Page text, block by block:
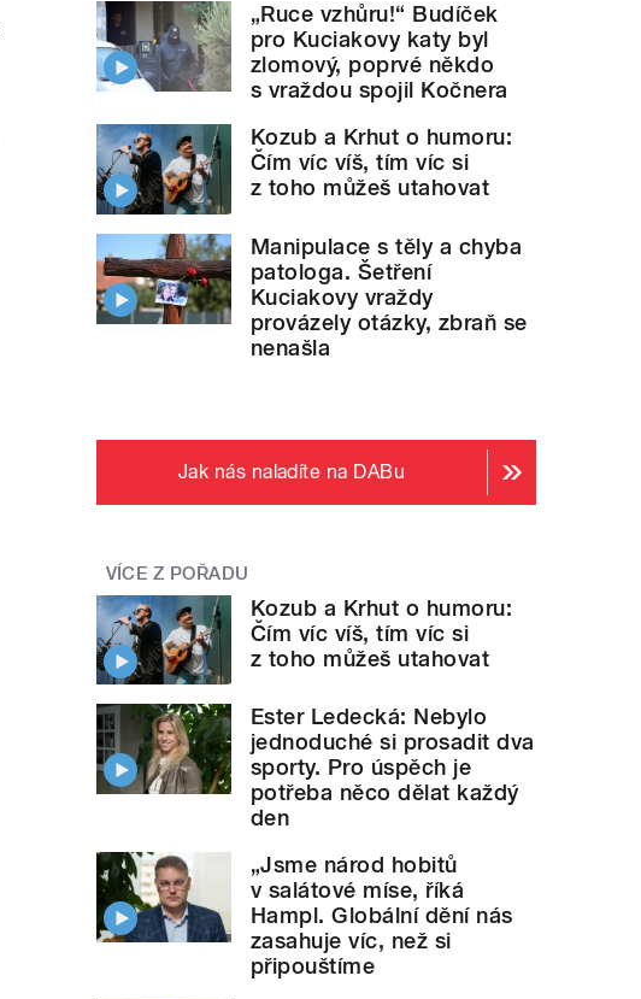
„Ruce vzhůru!“ Budíček
pro Kuciakovy katy byl
zlomový, poprvé někdo
s vraždou spojil Kočnera
Kozub a Krhut o humoru:
Čím víc víš, tím víc si
z toho můžeš utahovat
Manipulace s těly a chyba
patologa. Šetření
Kuciakovy vraždy
provázely otázky, zbraň se
nenašla
Jak nás naladíte na DABu
VÍCE Z POŘADU
Kozub a Krhut o humoru:
Čím víc víš, tím víc si
z toho můžeš utahovat
Ester Ledecká: Nebylo
jednoduché si prosadit dva
sporty. Pro úspěch je
potřeba něco dělat každý
den
„Jsme národ hobitů
v salátové míse, říká
Hampl. Globální dění nás
zasahuje víc, než si
připouštíme